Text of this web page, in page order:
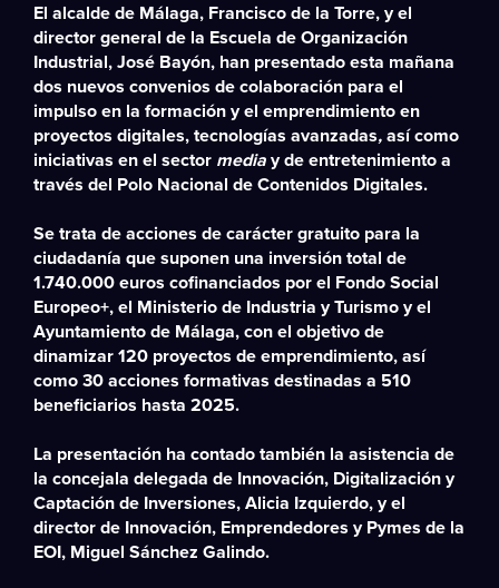
El alcalde de Málaga, Francisco de la Torre, y el
director general de la Escuela de Organización
Industrial, José Bayón, han presentado esta mañana
dos nuevos convenios de colaboración para el
impulso en la formación y el emprendimiento en
proyectos digitales, tecnologías avanzadas, así como
iniciativas en el sector media y de entretenimiento a
través del Polo Nacional de Contenidos Digitales.
Se trata de acciones de carácter gratuito para la
ciudadanía que suponen una inversión total de
1.740.000 euros cofinanciados por el Fondo Social
Europeo+, el Ministerio de Industria y Turismo y el
Ayuntamiento de Málaga, con el objetivo de
dinamizar 120 proyectos de emprendimiento, así
como 30 acciones formativas destinadas a 510
beneficiarios hasta 2025.
La presentación ha contado también la asistencia de
la concejala delegada de Innovación, Digitalización y
Captación de Inversiones, Alicia Izquierdo, y el
director de Innovación, Emprendedores y Pymes de la
EOI, Miguel Sánchez Galindo.